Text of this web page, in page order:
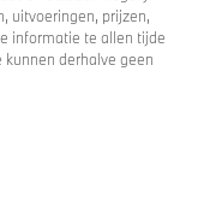
uitvoeringen, prijzen,
informatie te allen tijde
derhalve geen